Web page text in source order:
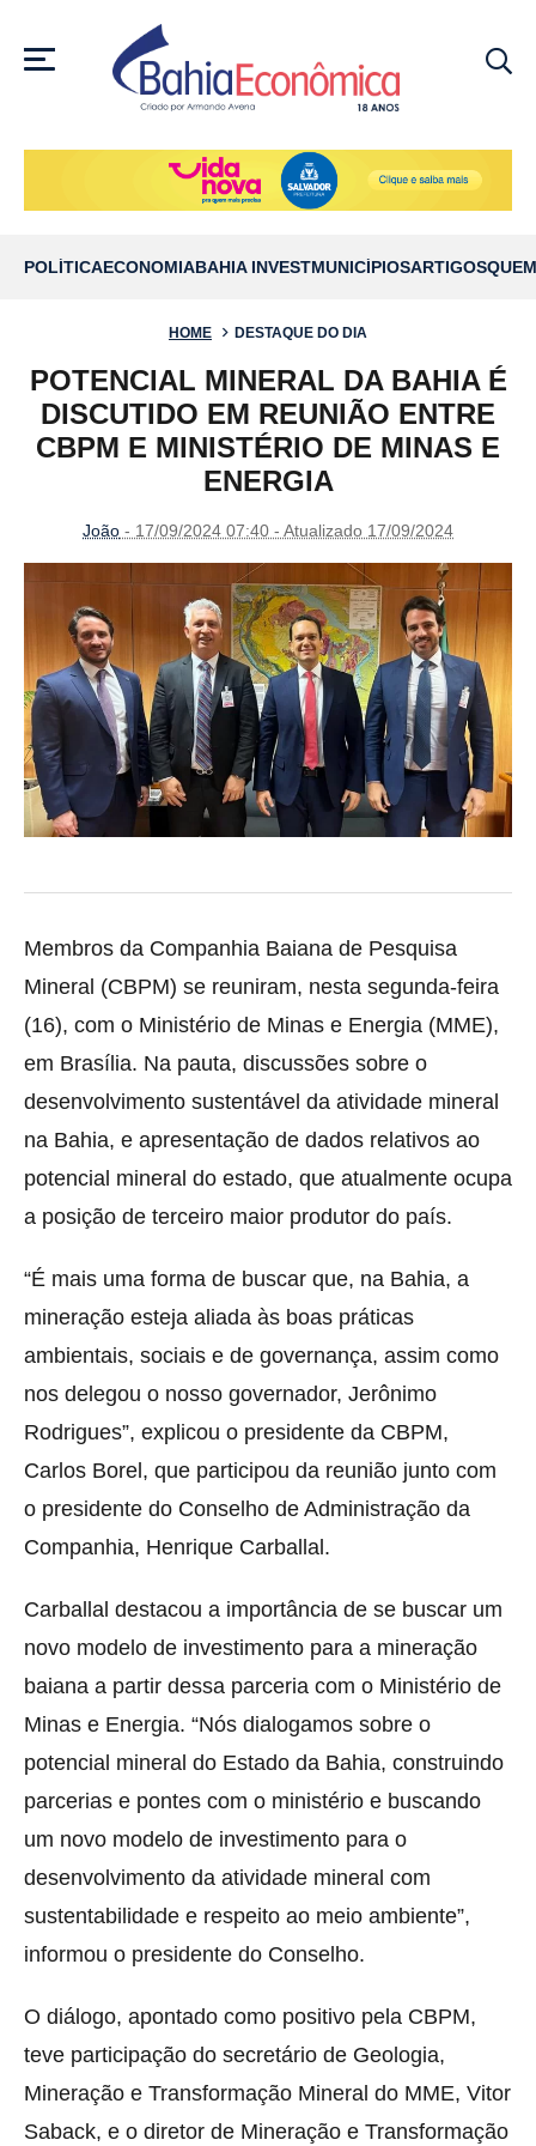
MENU
POLÍTICAECONOMIABAHIA INVESTMUNICÍPIOSARTIGOS
HOME DESTAQUE DO DIA
POTENCIAL MINERAL DA BAHIA É
DISCUTIDO EM REUNIÃO ENTRE
CBPM E MINISTÉRIO DE MINAS E
ENERGIA
João - 17/09/2024 07:40 - Atualizado 17/09/2024
Membros da Companhia Baiana de Pesquisa
Mineral (CBPM) se reuniram, nesta segunda-feira
(16), com o Ministério de Minas e Energia (MME),
em Brasília. Na pauta, discussões sobre o
desenvolvimento sustentável da atividade mineral
na Bahia, e apresentação de dados relativos ao
potencial mineral do estado, que atualmente ocupa
a posição de terceiro maior produtor do país.
“É mais uma forma de buscar que, na Bahia, a
mineração esteja aliada às boas práticas
ambientais, sociais e de governança, assim como
nos delegou o nosso governador, Jerônimo
Rodrigues”, explicou o presidente da CBPM,
Carlos Borel, que participou da reunião junto com
o presidente do Conselho de Administração da
Companhia, Henrique Carballal.
Carballal destacou a importância de se buscar um
novo modelo de investimento para a mineração
baiana a partir dessa parceria com o Ministério de
Minas e Energia. “Nós dialogamos sobre o
potencial mineral do Estado da Bahia, construindo
parcerias e pontes com o ministério e buscando
um novo modelo de investimento para o
desenvolvimento da atividade mineral com
sustentabilidade e respeito ao meio ambiente”,
informou o presidente do Conselho.
O diálogo, apontado como positivo pela CBPM,
teve participação do secretário de Geologia,
Mineração e Transformação Mineral do MME, Vitor
Saback, e o diretor de Mineração e Transformação